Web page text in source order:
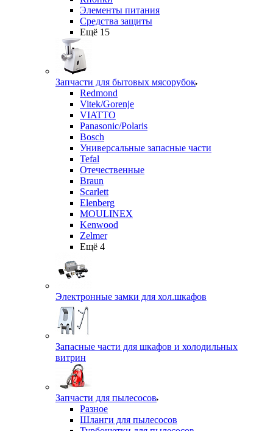
Элементы питания
Средства защиты
Ещё 15
Запчасти для бытовых мясорубок
Redmond
Vitek/Gorenje
VIATTO
Panasonic/Polaris
Bosch
Универсальные запасные части
Tefal
Отечественные
Braun
Scarlett
Elenberg
MOULINEX
Kenwood
Zelmer
Ещё 4
Электронные замки для хол.шкафов
Запасные части для шкафов и холодильных
витрин
Запчасти для пылесосов
Разное
Шланги для пылесосов